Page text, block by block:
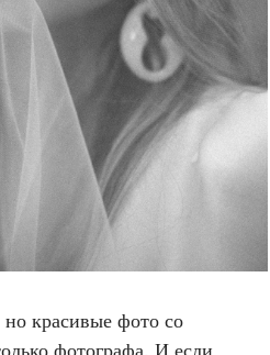
красивые фото со
фотографа. И если